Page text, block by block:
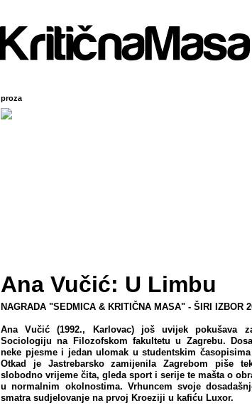
proza
Ana Vučić: U Limbu
NAGRADA "SEDMICA & KRITIČNA MASA" - ŠIRI IZBOR
Ana Vučić (1992., Karlovac) još uvijek pokušava
Sociologiju na Filozofskom fakultetu u Zagrebu.
neke pjesme i jedan ulomak u studentskim
Otkad je Jastrebarsko zamijenila Zagrebom piše
slobodno vrijeme čita, gleda sport i serije te mašta o
u normalnim okolnostima. Vrhuncem svoje
smatra sudjelovanje na prvoj Kroeziji u kafiću Luxor.